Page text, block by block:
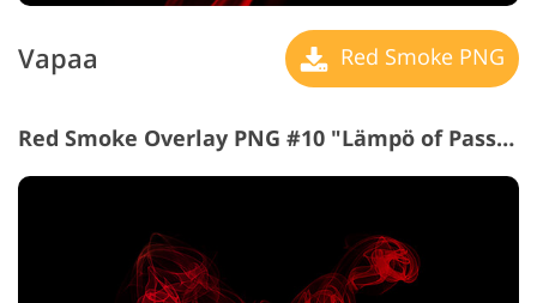
Vapaa Red Smoke PNG
Red Smoke Overlay PNG #10 "Lämpö of Passion"